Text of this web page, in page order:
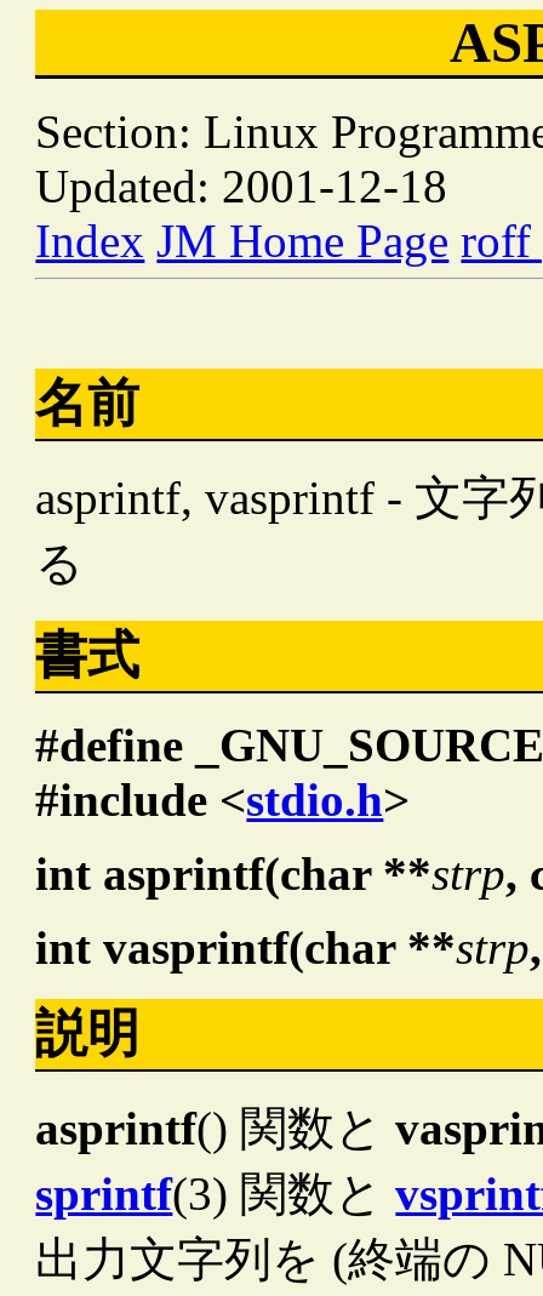
Section: Linux
Updated: 2001-12-18
Index JM Home Page roff
名前
asprintf, vasprintf - 文
る
書式
#define
#include <stdio.h>
int asprintf(char **strp,
int vasprintf(char **strp
説明
asprintf() 関数と
sprintf(3) 関数と
出力文字列を (終端の